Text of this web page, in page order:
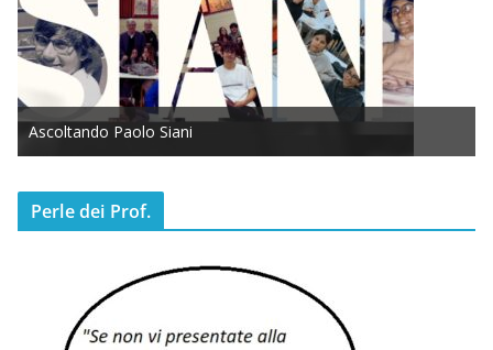
Ascoltando Paolo Siani
Perle dei Prof.